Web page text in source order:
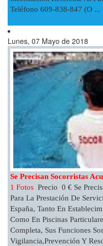
Teléfono 609-838-847 (o ...
Lunes, 07 Mayo de 2018
Se Precisan Socorristas
1 Fotos Precio 0 € Se
Para La Prestación De
España, Tanto En
Como En Piscinas
Completa, Sus Funciones
Vigilancia,prevención Y